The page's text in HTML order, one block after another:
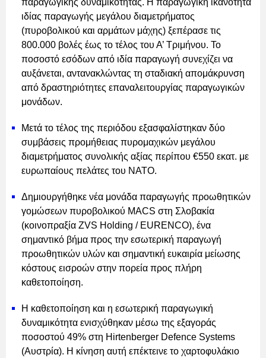
ιδίας παραγωγής μεγάλου διαμετρήματος
(πυροβολικού και αρμάτων μάχης) ξεπέρασε τις
800.000 βολές έως το τέλος του Α’ Τριμήνου. Το
ποσοστό εσόδων από ιδία παραγωγή συνεχίζει να
αυξάνεται, αντανακλώντας τη σταδιακή απομάκρυνση
από δραστηριότητες επαναλειτουργίας παραγωγικών
μονάδων.
Μετά το τέλος της περιόδου εξασφαλίστηκαν δύο
συμβάσεις προμήθειας πυρομαχικών μεγάλου
διαμετρήματος συνολικής αξίας περίπου €550 εκατ. με
ευρωπαίους πελάτες του NATO.
Δημιουργήθηκε νέα μονάδα παραγωγής προωθητικών
γομώσεων πυροβολικού MACS στη Σλοβακία
(κοινοπραξία ZVS Holding / EURENCO), ένα
σημαντικό βήμα προς την εσωτερική παραγωγή
προωθητικών υλών και σημαντική ευκαιρία μείωσης
κόστους εισροών στην πορεία προς πλήρη
καθετοποίηση.
Η καθετοποίηση και η εσωτερική παραγωγική
δυναμικότητα ενισχύθηκαν μέσω της εξαγοράς
ποσοστού 49% στη Hirtenberger Defence Systems
(Αυστρία). Η κίνηση αυτή επέκτεινε το χαρτοφυλάκιο